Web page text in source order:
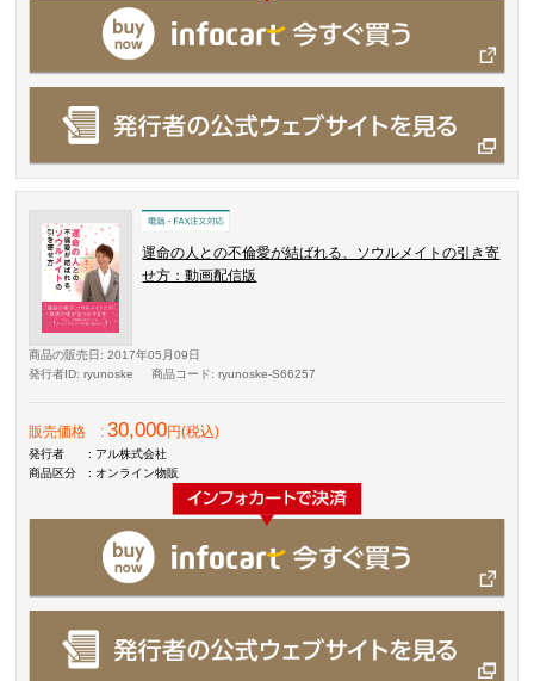
運命の人との不倫愛が結ばれる、ソウルメイトの引き寄
せ方：動画配信版
商品の販売日 : 2017年05月09日
発行者ID: ryunoske 商品コード: ryunoske-S66257
販売価格 :30,000円(税込)
発行者
: アル株式会社
商品区分
: オンライン物販